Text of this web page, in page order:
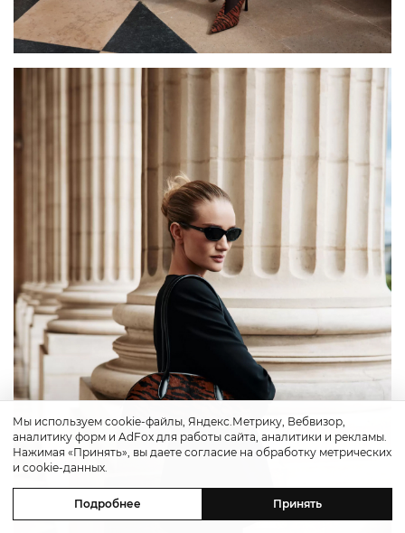
Мы используем cookie-файлы, Яндекс.Метрику, Вебвизор,
аналитику форм и AdFox для работы сайта, аналитики и рекламы.
Нажимая «Принять», вы даете согласие на обработку метрических
и cookie-данных.
Подробнее Принять